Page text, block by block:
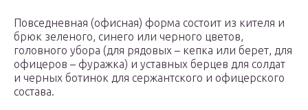
Повседневная (офисная) форма состоит из кителя и
брюк зеленого, синего или черного цветов,
головного убора (для рядовых – кепка или берет, для
офицеров – фуражка) и уставных берцев для солдат
и черных ботинок для сержантского и офицерского
состава.